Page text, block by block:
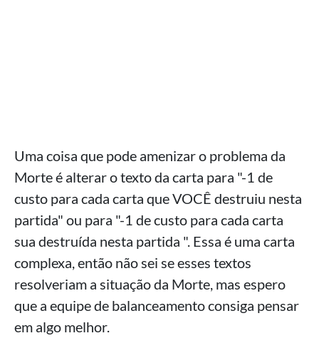
Uma coisa que pode amenizar o problema da
Morte é alterar o texto da carta para "-1 de
custo para cada carta que VOCÊ destruiu nesta
partida" ou para "-1 de custo para cada carta
sua destruída nesta partida ". Essa é uma carta
complexa, então não sei se esses textos
resolveriam a situação da Morte, mas espero
que a equipe de balanceamento consiga pensar
em algo melhor.